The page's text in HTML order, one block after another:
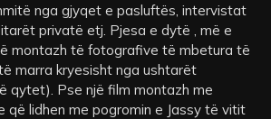
nga gjyqet e pasluftës, intervistat
privatë etj. Pjesa e dytë , më e
montazh të fotografive të mbetura të
marra kryesisht nga ushtarët
qytet). Pse një film montazh me
lidhen me pogromin e Jassy të vitit